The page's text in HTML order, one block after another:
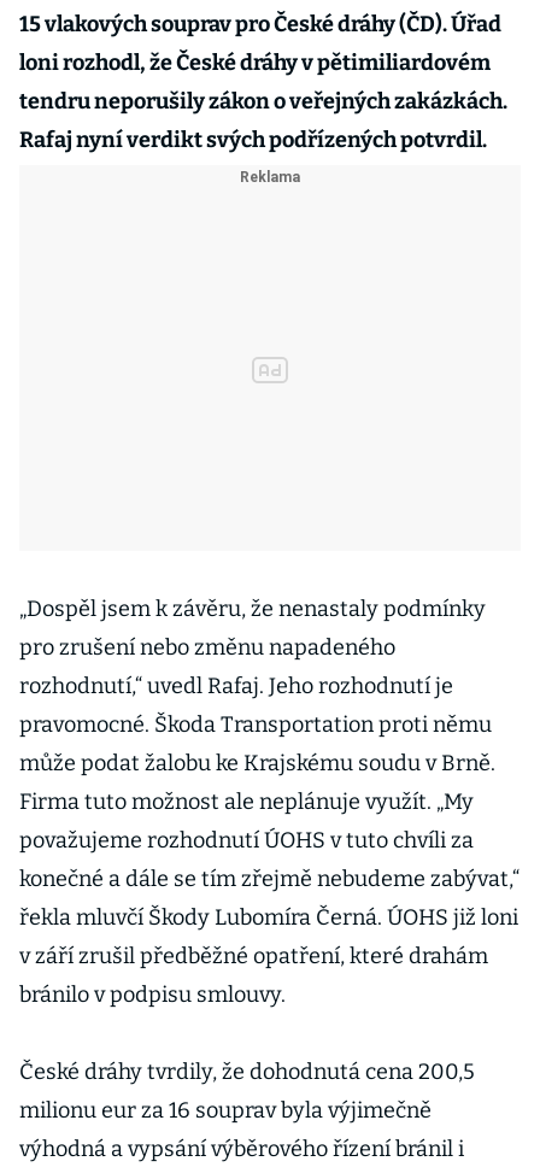
15 vlakových souprav pro České dráhy (ČD). Úřad
loni rozhodl, že České dráhy v pětimiliardovém
tendru neporušily zákon o veřejných zakázkách.
Rafaj nyní verdikt svých podřízených potvrdil.
„Dospěl jsem k závěru, že nenastaly podmínky
pro zrušení nebo změnu napadeného
rozhodnutí,“ uvedl Rafaj. Jeho rozhodnutí je
pravomocné. Škoda Transportation proti němu
může podat žalobu ke Krajskému soudu v Brně.
Firma tuto možnost ale neplánuje využít. „My
považujeme rozhodnutí ÚOHS v tuto chvíli za
konečné a dále se tím zřejmě nebudeme zabývat,“
řekla mluvčí Škody Lubomíra Černá. ÚOHS již loni
v září zrušil předběžné opatření, které drahám
bránilo v podpisu smlouvy.
České dráhy tvrdily, že dohodnutá cena 200,5
milionu eur za 16 souprav byla výjimečně
výhodná a vypsání výběrového řízení bránil i